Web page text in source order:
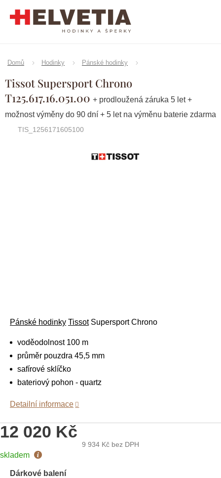
Domů Hodinky Pánské hodinky
Tissot Supersport Chrono
T125.617.16.051.00 + prodloužená záruka 5 let +
možnost výměny do 90 dní + 5 let na výměnu baterie zdarma
TIS_1256171605100
Značka:Tissot
12 020 Kč
9 934 Kč bez DPH
Měrná
skladem
Dárkové balení
Pánské hodinky TissotSupersport Chrono
voděodolnost 100 m
průměr pouzdra 45,5 mm
safírové sklíčko
bateriový pohon - quartz
Detailní informace